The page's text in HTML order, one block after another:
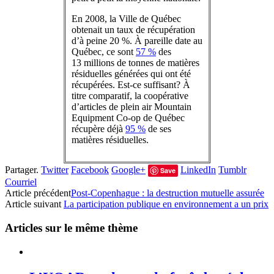
En 2008, la Ville de Québec
obtenait un taux de récupération
d’à peine 20 %. À pareille date au
Québec, ce sont 57 % des
13 millions de tonnes de matières
résiduelles générées qui ont été
récupérées. Est-ce suffisant? À
titre comparatif, la coopérative
d’articles de plein air Mountain
Equipment Co-op de Québec
récupère déjà 95 % de ses
matières résiduelles.
Partager. Twitter Facebook Google+ Save LinkedIn Tumblr
Courriel
Article précédentPost-Copenhague : la destruction mutuelle assurée
Article suivant La participation publique en environnement a un prix
Articles sur le même thème